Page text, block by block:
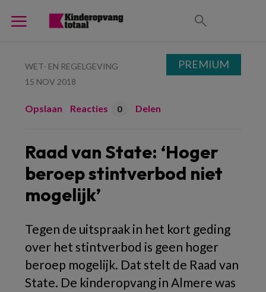
WET- EN REGELGEVING
15 NOV 2018
Opslaan Reacties 0 Delen
Raad van State: ‘Hoger
beroep stintverbod niet
mogelijk’
Tegen de uitspraak in het kort geding
over het stintverbod is geen hoger
beroep mogelijk. Dat stelt de Raad van
State. De kinderopvang in Almere was
PREMIUM